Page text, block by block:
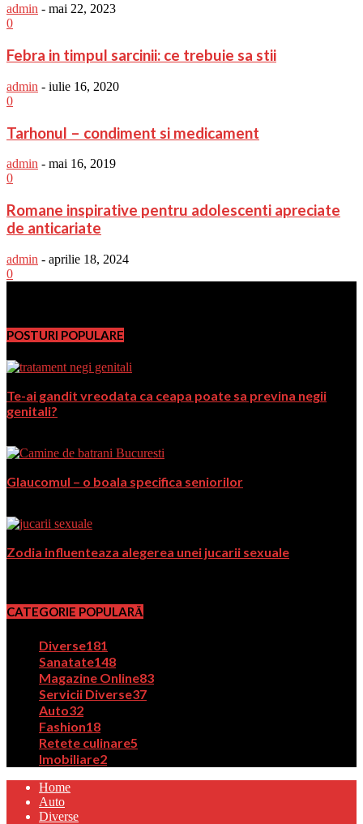
admin - mai 22, 2023
0
Febra in timpul sarcinii: ce trebuie sa stii
admin - iulie 16, 2020
0
Tarhonul – condiment si medicament
admin - mai 16, 2019
0
Romane inspirative pentru adolescenti apreciate
de anticariate
admin - aprilie 18, 2024
0
POSTURI POPULARE
Te-ai gandit vreodata ca ceapa poate sa previna negii
genitali?
Glaucomul – o boala specifica seniorilor
Zodia influenteaza alegerea unei jucarii sexuale
CATEGORIE POPULARĂ
Diverse181
Sanatate148
Magazine Online83
Servicii Diverse37
Auto32
Fashion18
Retete culinare5
Imobiliare2
Home
Auto
Diverse